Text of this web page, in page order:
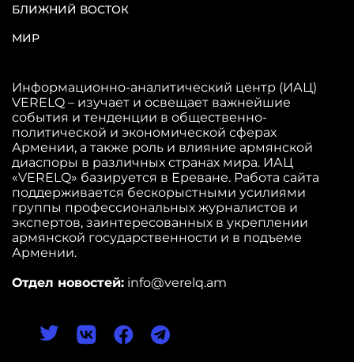
БЛИЖНИЙ ВОСТОК
МИР
Информационно-аналитический центр (ИАЦ)
VERELQ – изучает и освещает важнейшие
события и тенденции в общественно-
политической и экономической сферах
Армении, а также роль и влияние армянской
диаспоры в различных странах мира. ИАЦ
«VERELQ» базируется в Ереване. Работа сайта
поддерживается бескорыстными усилиями
группы профессиональных журналистов и
экспертов, заинтересованных в укреплении
армянской государственности и в подъеме
Армении.
Отдел новостей: info@verelq.am